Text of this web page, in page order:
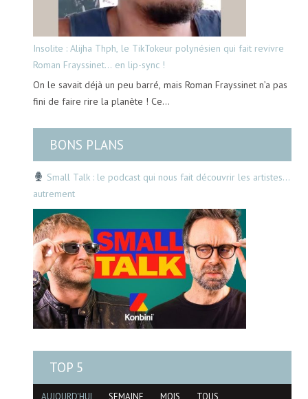
Insolite : Alijha Thph, le TikTokeur polynésien qui fait revivre
Roman Frayssinet… en lip-sync !
On le savait déjà un peu barré, mais Roman Frayssinet n’a pas
fini de faire rire la planète ! Ce…
BONS PLANS
Small Talk : le podcast qui nous fait découvrir les artistes…
autrement
TOP 5
AUJOURD'HUI SEMAINE MOIS TOUS